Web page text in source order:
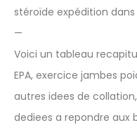
stéroïde expédition
—
Voici un tableau
EPA, exercice jambes
autres idees de
dediees a repondre aux